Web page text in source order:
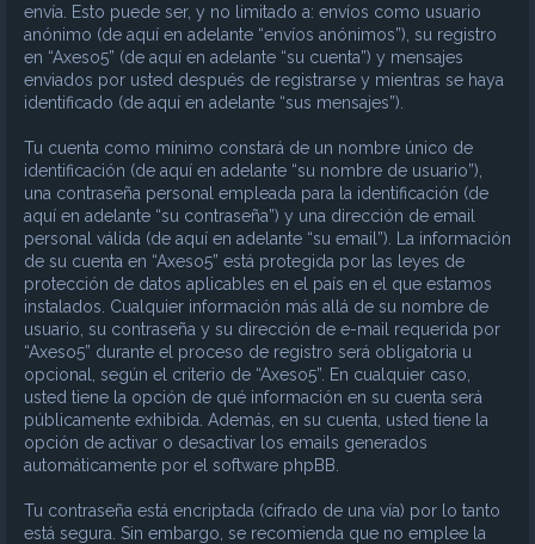
envía. Esto puede ser, y no limitado a: envíos como usuario
anónimo (de aquí en adelante “envíos anónimos”), su registro
en “Axeso5” (de aquí en adelante “su cuenta”) y mensajes
enviados por usted después de registrarse y mientras se haya
identificado (de aquí en adelante “sus mensajes”).
Tu cuenta como mínimo constará de un nombre único de
identificación (de aquí en adelante “su nombre de usuario”),
una contraseña personal empleada para la identificación (de
aquí en adelante “su contraseña”) y una dirección de email
personal válida (de aquí en adelante “su email”). La información
de su cuenta en “Axeso5” está protegida por las leyes de
protección de datos aplicables en el país en el que estamos
instalados. Cualquier información más allá de su nombre de
usuario, su contraseña y su dirección de e-mail requerida por
“Axeso5” durante el proceso de registro será obligatoria u
opcional, según el criterio de “Axeso5”. En cualquier caso,
usted tiene la opción de qué información en su cuenta será
públicamente exhibida. Además, en su cuenta, usted tiene la
opción de activar o desactivar los emails generados
automáticamente por el software phpBB.
Tu contraseña está encriptada (cifrado de una vía) por lo tanto
está segura. Sin embargo, se recomienda que no emplee la